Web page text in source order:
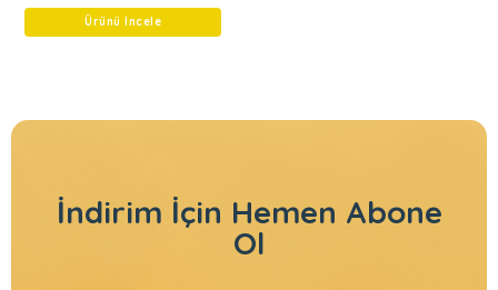
of
Ürünü İncele
İndirim İçin Hemen Abone
Ol